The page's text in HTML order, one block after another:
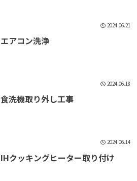
2024.06.21
エアコン洗浄
2024.06.18
食洗機取り外し工事
2024.06.14
IHクッキングヒーター取り付け